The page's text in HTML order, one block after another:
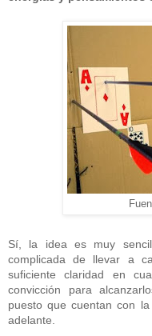
Sí, la idea es muy
complicada de llevar a
suficiente claridad en
convicción para
puesto que cuentan con
adelante.